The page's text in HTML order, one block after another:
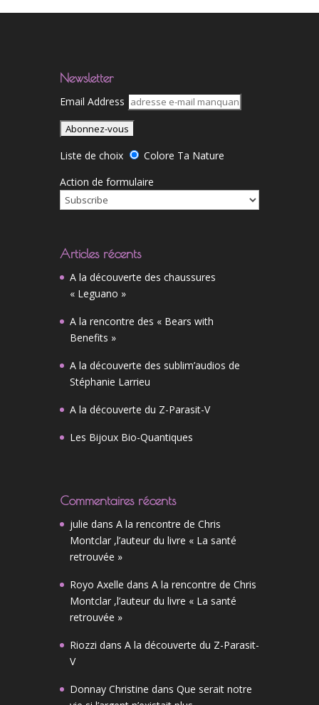
Newsletter
Email Address
Liste de choix
Colore Ta Nature
Action de formulaire
Articles récents
A la découverte des chaussures
« Leguano »
A la rencontre des « Bears with
Benefits »
A la découverte des sublim’audios de
Stéphanie Larrieu
A la découverte du Z-Parasit-V
Les Bijoux Bio-Quantiques
Commentaires récents
julie dans A la rencontre de Chris
Montclar ,l’auteur du livre « La santé
retrouvée »
Royo Axelle dans A la rencontre de Chris
Montclar ,l’auteur du livre « La santé
retrouvée »
Riozzi dans A la découverte du Z-Parasit-
V
Donnay Christine dans Que serait notre